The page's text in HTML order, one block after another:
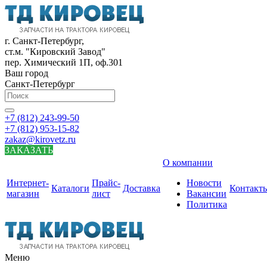
г. Санкт-Петербург,
ст.м. "Кировский Завод"
пер. Химический 1П, оф.301
Ваш город
Санкт-Петербург
+7 (812) 243-99-50
+7 (812) 953-15-82
zakaz@kirovetz.ru
ЗАКАЗАТЬ
Интернет-
магазин
Каталоги
Прайс-
лист
Доставка
О компании
Новости
Вакансии
Политика
Меню